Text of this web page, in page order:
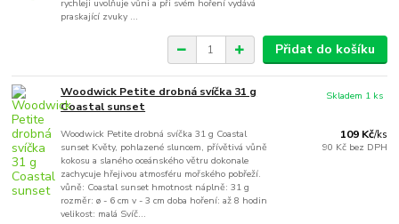
rychleji uvolňuje vůni a při svém hoření vydává
praskající zvuky ...
Přidat do košíku
Woodwick Petite drobná svíčka 31 g
Coastal sunset
Woodwick Petite drobná svíčka 31 g Coastal
sunset Květy, pohlazené sluncem, přívětivá vůně
kokosu a slaného oceánského větru dokonale
zachycuje hřejivou atmosféru mořského pobřeží.
vůně: Coastal sunset hmotnost náplně: 31 g
rozměr: ø - 6 cm v - 3 cm doba hoření: až 8 hodin
velikost: malá Svíč...
109 Kč/ks
90 Kč bez DPH
Skladem 1 ks